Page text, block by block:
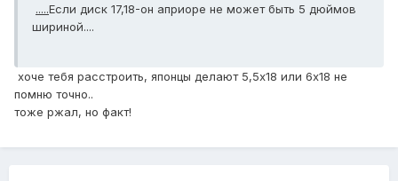
.....Если диск 17,18-он априоре не может быть 5 дюймов
шириной....
хоче тебя расстроить, японцы делают 5,5х18 или 6х18 не
помню точно..
тоже ржал, но факт!